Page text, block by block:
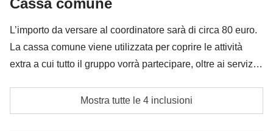
Tutto ciò che non è menzionato nella sezione "Cosa
skipass e noleggio attrezzatura da sci
Cassa comune
L’importo da versare al coordinatore sarà di circa 80 euro.
La cassa comune viene utilizzata per coprire le attività
extra a cui tutto il gruppo vorrà partecipare, oltre ai servizi
essere necessario implementarla ulteriormente, in ogni
caso verrà restituita la differenza non utilizzata.
Tassa di soggiorno hotel
Mostra tutte le 4 inclusioni